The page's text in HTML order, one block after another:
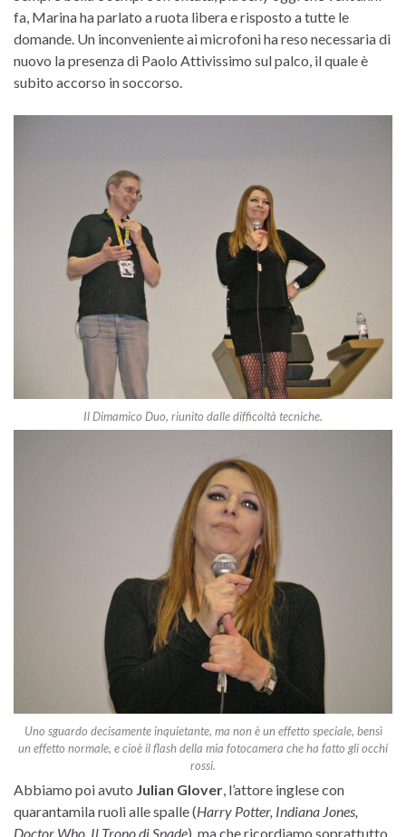
fa, Marina ha parlato a ruota libera e risposto a tutte le
domande. Un inconveniente ai microfoni ha reso necessaria di
nuovo la presenza di Paolo Attivissimo sul palco, il quale è
subito accorso in soccorso.
Il Dimamico Duo, riunito dalle difficoltà tecniche.
Uno sguardo decisamente inquietante, ma non è un effetto speciale, bensì
un effetto normale, e cioè il flash della mia fotocamera che ha fatto gli occhi
rossi.
Abbiamo poi avuto Julian Glover, l’attore inglese con
quarantamila ruoli alle spalle (Harry Potter, Indiana Jones,
Doctor Who, Il Trono di Spade), ma che ricordiamo soprattutto